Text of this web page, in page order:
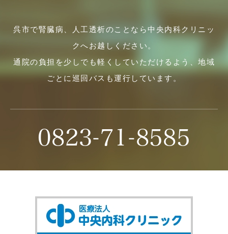
呉市で腎臓病、人工透析のことなら中央内科クリニッ
クへお越しください。
通院の負担を少しでも軽くしていただけるよう、地域
ごとに巡回バスも運行しています。
0823-71-8585